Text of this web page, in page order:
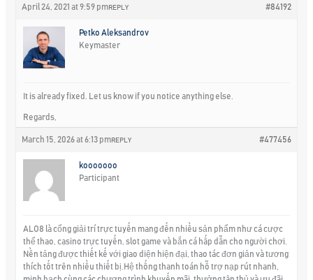
April 24, 2021 at 9:59 pm #84192
REPLY
Petko Aleksandrov
Keymaster
It is already fixed. Let us know if you notice anything else.
Regards,
March 15, 2026 at 6:13 pm #477456
REPLY
kooooooo
Participant
ALO8 là cổng giải trí trực tuyến mang đến nhiều sản phẩm như cá cược
thể thao, casino trực tuyến, slot game và bắn cá hấp dẫn cho người chơi.
Nền tảng được thiết kế với giao diện hiện đại, thao tác đơn giản và tương
thích tốt trên nhiều thiết bị.Hệ thống thanh toán hỗ trợ nạp rút nhanh,